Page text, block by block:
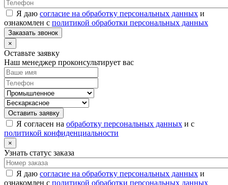
Я даю согласие на обработку персональных данных и
ознакомлен с политикой обработки персональных данных
Заказать звонок
×
Оставьте заявку
Наш менеджер проконсультирует вас
Оставить заявку
Я согласен на обработку персональных данных и с
политикой конфиденциальности
×
Узнать статус заказа
Я даю согласие на обработку персональных данных и
ознакомлен с политикой обработки персональных данных